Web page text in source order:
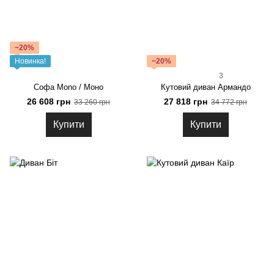
−20%
Новинка!
Софа Mono / Моно
26 608 грн 33 260 грн
Купити
−20%
3
Кутовий диван Армандо
27 818 грн 34 772 грн
Купити